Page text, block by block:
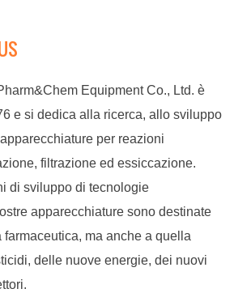
Equipment Co., Ltd. è
e si dedica alla ricerca, allo sviluppo
per reazioni
filtrazione ed essiccazione.
di sviluppo di tecnologie
apparecchiature sono destinate
ma anche a quella
delle nuove energie, dei nuovi